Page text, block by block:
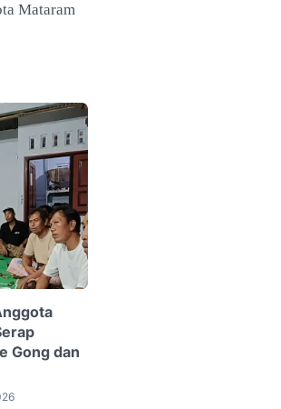
Mataram
Gong dan